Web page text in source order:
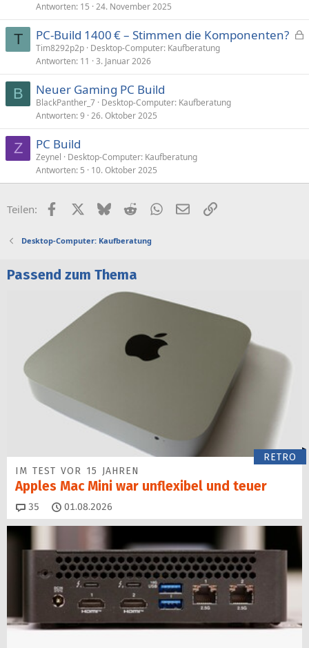
Antworten 15 24. November 2025
T
p
PC-Build 1400 € – Stimmen die Komponenten?
Tim8292p2p Desktop-Computer: Kaufberatung
Antworten 11 3. Januar 2026
B Neuer Gaming PC Build
BlackPanther_7 Desktop-Computer: Kaufberatung
Antworten 9 26. Oktober 2025
Z PC Build
Zeynel
Desktop-Computer: Kaufberatung
Antworten 5 10. Oktober 2025
Teilen: FacebookX (Twitter)
BlueskyRedditWhatsApp
E-MailLink
Desktop-Computer: Kaufberatung
Passend zum Thema
RETRO
IM TEST VOR 15 JAHREN
Apples Mac Mini war unflexibel und teuer
35 Kommentare
01.08.2026